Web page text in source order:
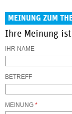
MEINUNG ZUM
Ihre Meinung
IHR NAME
BETREFF
MEINUNG *